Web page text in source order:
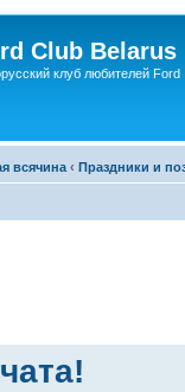
Club Belarus
клуб любителей Ford
всячина ‹ Праздники и